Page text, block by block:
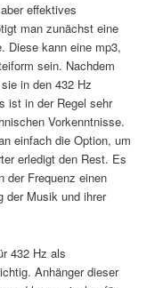
effektives
man zunächst eine
Diese kann eine mp3,
sein. Nachdem
in den 432 Hz
ist in der Regel sehr
Vorkenntnisse.
einfach die Option, um
erledigt den Rest. Es
der Frequenz einen
der Musik und ihrer
432 Hz als
Anhänger dieser